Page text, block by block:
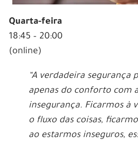
Quarta-feira
18:45 – 20:00
(online)
“A verdadeira segurança
apenas do conforto com
insegurança. Ficarmos à
o fluxo das coisas,
ao estarmos inseguros,